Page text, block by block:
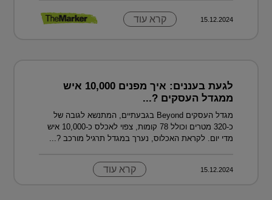
15.12.2024 קרא עוד
לגעת בעננים: איך מפנים 10,000 איש
ממגדל העסקים ?...
מגדל העסקים Beyond בגבעתיים, המתנשא לגובה של
כ-320 מטרים וכולל 78 קומות, צפוי לאכלס כ-10,000 איש
מדי יום. לקראת האכלוס, נערך במגדל תרגיל מורכב ?...
15.12.2024 קרא עוד